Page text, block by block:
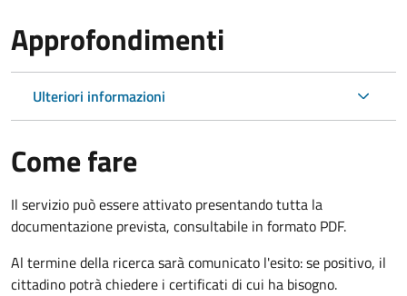
Approfondimenti
Ulteriori informazioni
Come fare
Il servizio può essere attivato presentando tutta la
documentazione prevista, consultabile in formato PDF.
Al termine della ricerca sarà comunicato l'esito: se positivo, il
cittadino potrà chiedere i certificati di cui ha bisogno.